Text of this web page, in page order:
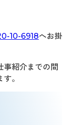
10-6918へお掛
紹介までの間
。